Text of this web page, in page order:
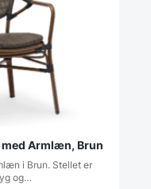
Armlæn, Brun
i Brun. Stellet er
og…